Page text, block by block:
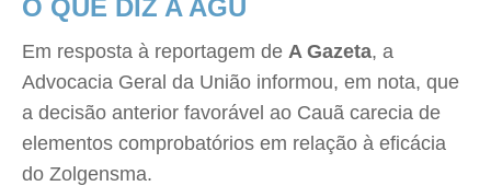
O QUE DIZ A AGU
Em resposta à reportagem de A Gazeta, a
Advocacia Geral da União informou, em nota, que
a decisão anterior favorável ao Cauã carecia de
elementos comprobatórios em relação à eficácia
do Zolgensma.